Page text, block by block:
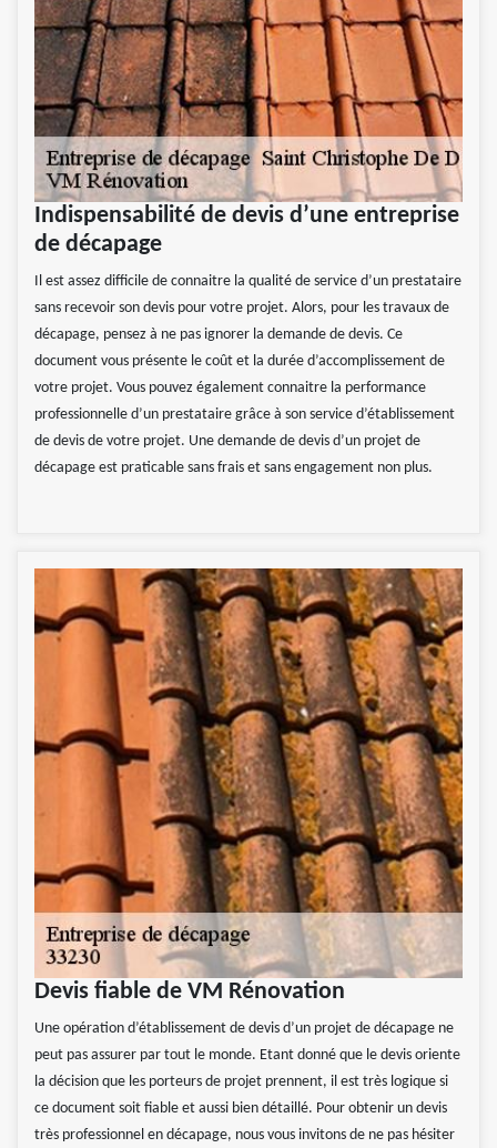
Indispensabilité de devis d’une entreprise
de décapage
Il est assez difficile de connaitre la qualité de service d’un prestataire
sans recevoir son devis pour votre projet. Alors, pour les travaux de
décapage, pensez à ne pas ignorer la demande de devis. Ce
document vous présente le coût et la durée d’accomplissement de
votre projet. Vous pouvez également connaitre la performance
professionnelle d’un prestataire grâce à son service d’établissement
de devis de votre projet. Une demande de devis d’un projet de
décapage est praticable sans frais et sans engagement non plus.
Devis fiable de VM Rénovation
Une opération d’établissement de devis d’un projet de décapage ne
peut pas assurer par tout le monde. Etant donné que le devis oriente
la décision que les porteurs de projet prennent, il est très logique si
ce document soit fiable et aussi bien détaillé. Pour obtenir un devis
très professionnel en décapage, nous vous invitons de ne pas hésiter